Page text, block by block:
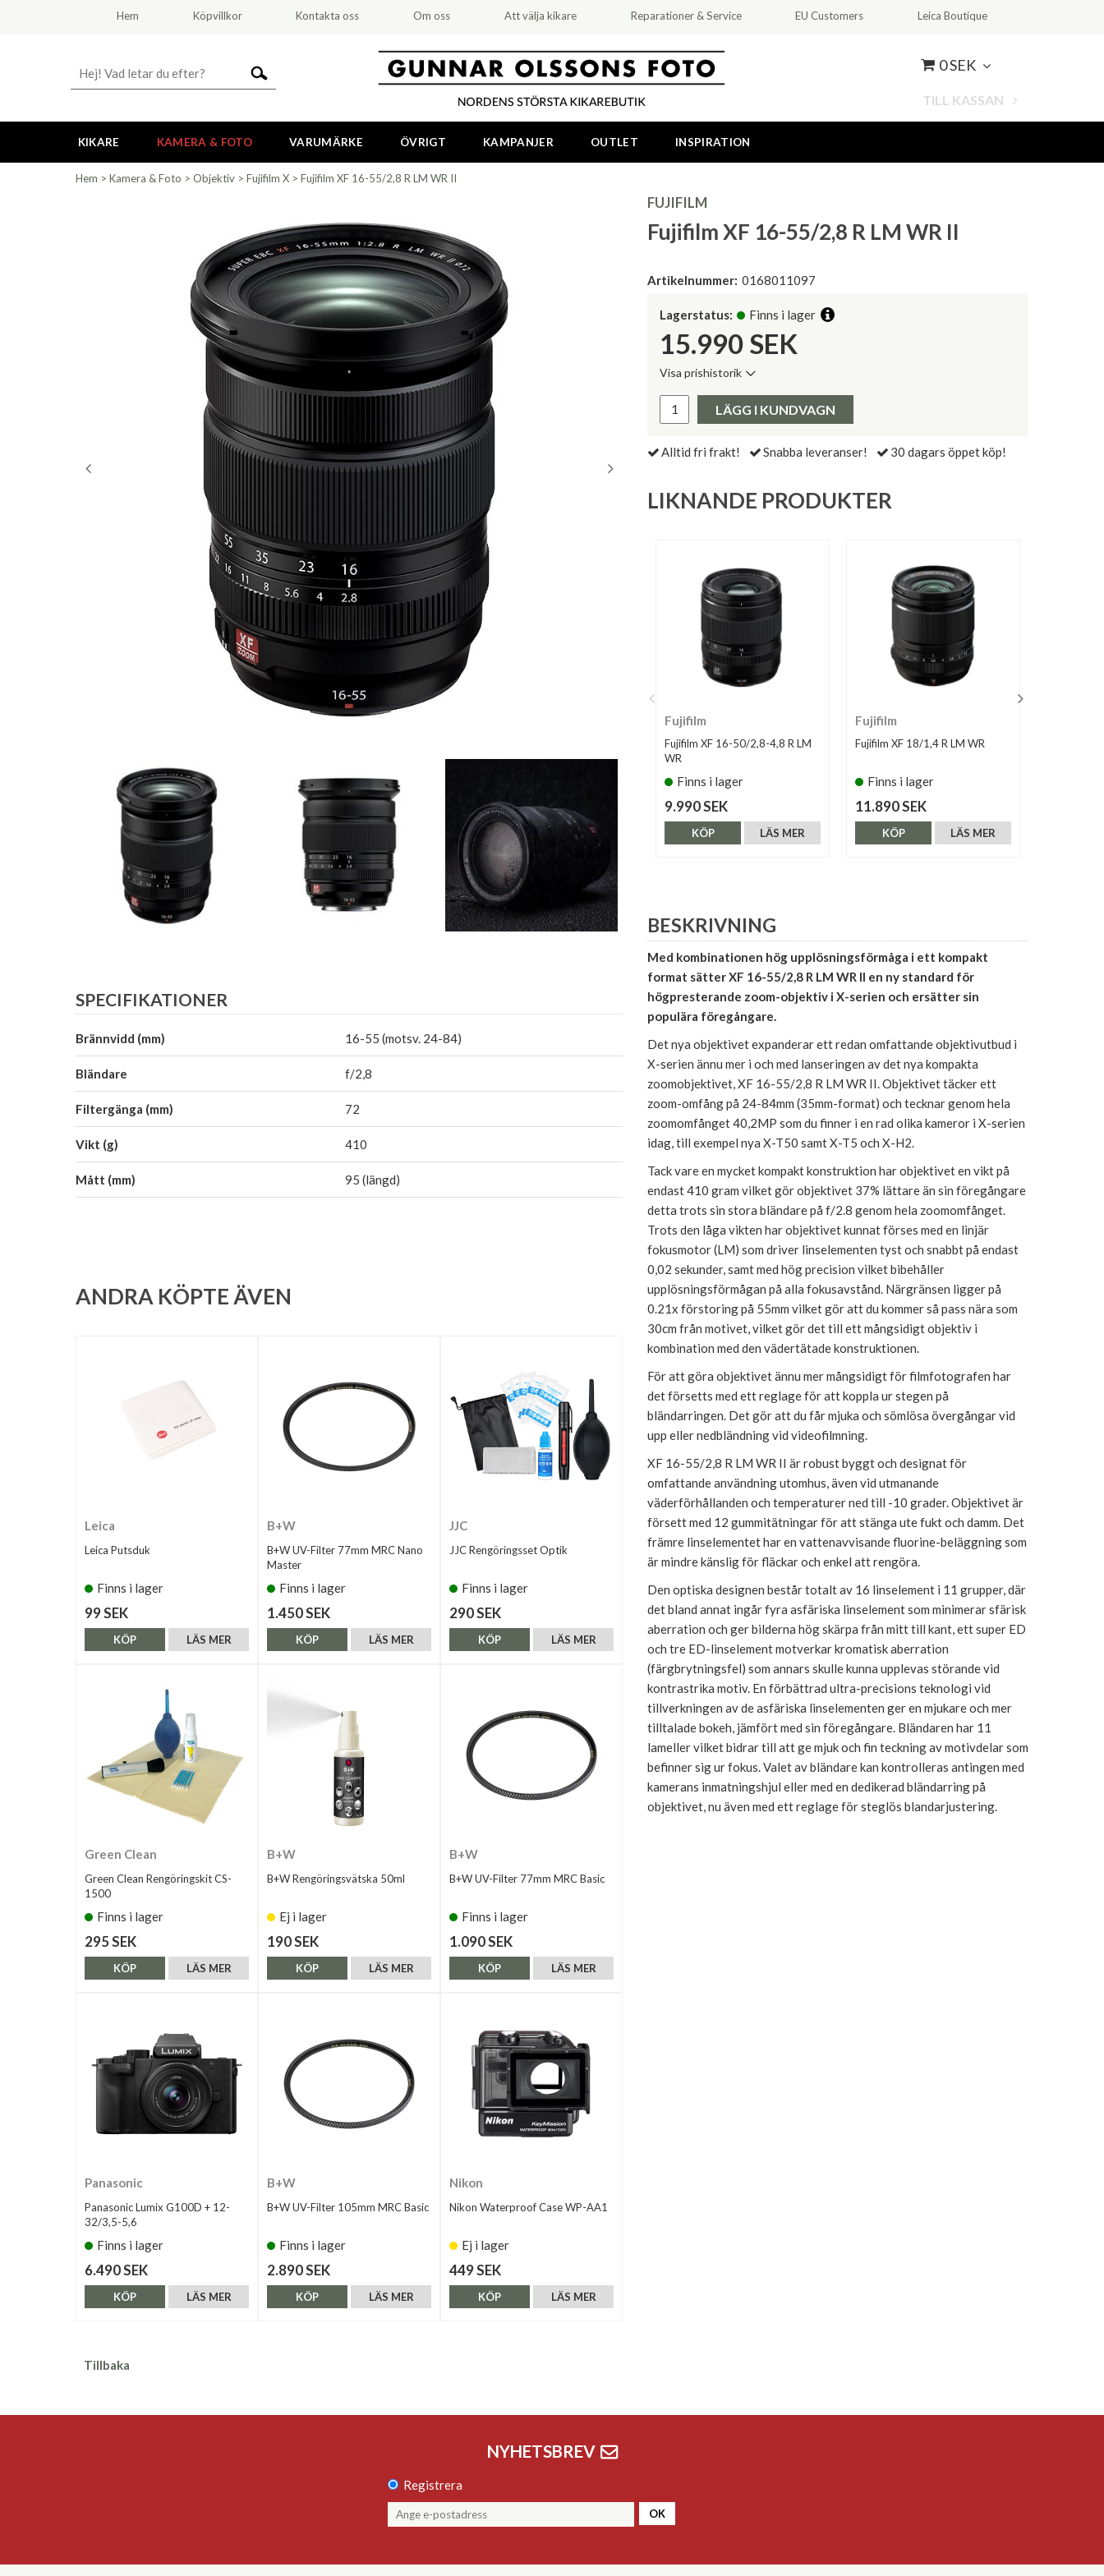
Hem Köpvillkor Kontakta oss Om oss Att välja kikare Reparationer & Service EU Customers Leica Boutique
0 SEK
TILL KASSAN
KIKARE KAMERA & FOTO VARUMÄRKE ÖVRIGT KAMPANJER OUTLET INSPIRATION
Hem > Kamera & Foto > Objektiv > Fujifilm X > Fujifilm XF 16-55/2,8 R LM WR II
FUJIFILM
Fujifilm XF 16-55/2,8 R LM WR II
Artikelnummer: 0168011097
Lagerstatus: Finns i lager
15.990 SEK
Visa prishistorik
Pris:
LÄGG I KUNDVAGN
Alltid fri frakt! Snabba leveranser! 30 dagars öppet köp!
LIKNANDE PRODUKTER
Fujifilm
Fujifilm XF 16-50/2,8-4,8 R LM
WR
Finns i lager
9.990 SEK
LÄS MER
KÖP
Fujifilm
Fujifilm XF 18/1,4 R LM WR
Finns i lager
11.890 SEK
LÄS MER
KÖP
BESKRIVNING
Med kombinationen hög upplösningsförmåga i ett kompakt
format sätter XF 16-55/2,8 R LM WR II en ny standard för
högpresterande zoom-objektiv i X-serien och ersätter sin
populära föregångare.
Det nya objektivet expanderar ett redan omfattande objektivutbud i
X-serien ännu mer i och med lanseringen av det nya kompakta
zoomobjektivet, XF 16-55/2,8 R LM WR II. Objektivet täcker ett
zoom-omfång på 24-84mm (35mm-format) och tecknar genom hela
zoomomfånget 40,2MP som du finner i en rad olika kameror i X-serien
idag, till exempel nya X-T50 samt X-T5 och X-H2.
Tack vare en mycket kompakt konstruktion har objektivet en vikt på
endast 410 gram vilket gör objektivet 37% lättare än sin föregångare
detta trots sin stora bländare på f/2.8 genom hela zoomomfånget.
Trots den låga vikten har objektivet kunnat förses med en linjär
fokusmotor (LM) som driver linselementen tyst och snabbt på endast
0,02 sekunder, samt med hög precision vilket bibehåller
upplösningsförmågan på alla fokusavstånd. Närgränsen ligger på
0.21x förstoring på 55mm vilket gör att du kommer så pass nära som
30cm från motivet, vilket gör det till ett mångsidigt objektiv i
kombination med den vädertätade konstruktionen.
För att göra objektivet ännu mer mångsidigt för filmfotografen har
det försetts med ett reglage för att koppla ur stegen på
bländarringen. Det gör att du får mjuka och sömlösa övergångar vid
upp eller nedbländning vid videofilmning.
XF 16-55/2,8 R LM WR II är robust byggt och designat för
omfattande användning utomhus, även vid utmanande
väderförhållanden och temperaturer ned till -10 grader. Objektivet är
försett med 12 gummitätningar för att stänga ute fukt och damm. Det
främre linselementet har en vattenavvisande fluorine-beläggning som
är mindre känslig för fläckar och enkel att rengöra.
Den optiska designen består totalt av 16 linselement i 11 grupper, där
det bland annat ingår fyra asfäriska linselement som minimerar sfärisk
aberration och ger bilderna hög skärpa från mitt till kant, ett super ED
och tre ED-linselement motverkar kromatisk aberration
(färgbrytningsfel) som annars skulle kunna upplevas störande vid
kontrastrika motiv. En förbättrad ultra-precisions teknologi vid
tillverkningen av de asfäriska linselementen ger en mjukare och mer
tilltalade bokeh, jämfört med sin föregångare. Bländaren har 11
lameller vilket bidrar till att ge mjuk och fin teckning av motivdelar som
befinner sig ur fokus. Valet av bländare kan kontrolleras antingen med
kamerans inmatningshjul eller med en dedikerad bländarring på
objektivet, nu även med ett reglage för steglös blandarjustering.
SPECIFIKATIONER
Brännvidd (mm) 16-55 (motsv. 24-84)
Bländare f/2,8
Filtergänga (mm) 72
Vikt (g) 410
Mått (mm) 95 (längd)
ANDRA KÖPTE ÄVEN
Leica
Leica Putsduk
Finns i lager
99 SEK
LÄS MER
KÖP
B+W
B+W UV-Filter 77mm MRC Nano
Master
Finns i lager
1.450 SEK
LÄS MER
KÖP
JJC
JJC Rengöringsset Optik
Finns i lager
290 SEK
LÄS MER
KÖP
Green Clean
Green Clean Rengöringskit CS-
1500
Finns i lager
295 SEK
LÄS MER
KÖP
B+W
B+W Rengöringsvätska 50ml
Ej i lager
190 SEK
LÄS MER
KÖP
B+W
B+W UV-Filter 77mm MRC Basic
Finns i lager
1.090 SEK
LÄS MER
KÖP
Panasonic
Panasonic Lumix G100D + 12-
32/3,5-5,6
Finns i lager
6.490 SEK
LÄS MER
KÖP
B+W
B+W UV-Filter 105mm MRC Basic
Finns i lager
2.890 SEK
LÄS MER
KÖP
Nikon
Nikon Waterproof Case WP-AA1
Ej i lager
449 SEK
LÄS MER
KÖP
Tillbaka
NYHETSBREV
Registrera
OK